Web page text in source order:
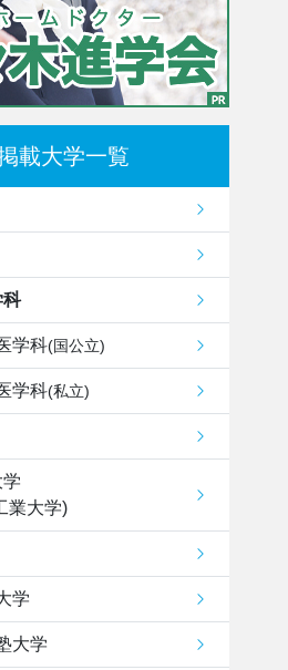
載大学一覧
科
学科(国公立)
学科(私立)
業大学)
学
大学